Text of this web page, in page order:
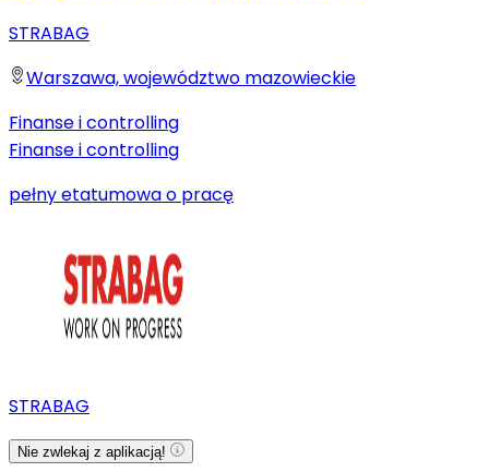
STRABAG
Warszawa, województwo mazowieckie
Finanse i controlling
Finanse i controlling
pełny etatumowa o pracę
STRABAG
Nie zwlekaj z aplikacją!